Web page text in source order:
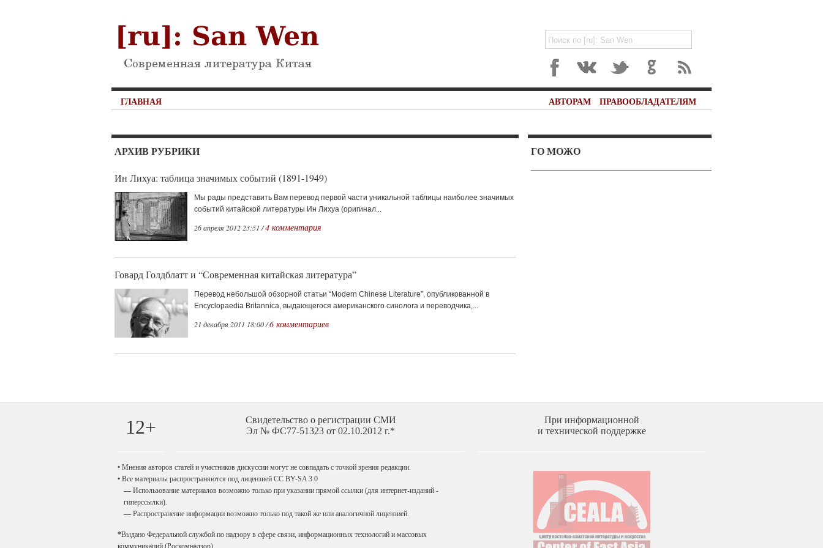
ГЛАВНАЯ АВТОРАМ ПРАВООБЛАДАТЕЛЯМ
АРХИВ РУБРИКИ
Ин Лихуа: таблица значимых событий (1891-1949)
Мы рады представить Вам перевод первой части уникальной таблицы наиболее значимых
событий китайской литературы Ин Лихуа (оригинал...
26 апреля 2012 23:51 /4 комментария
Говард Голдблатт и “Современная китайская литература”
Перевод небольшой обзорной статьи “Modern Chinese Literature”, опубликованной в
Encyclopaedia Britannica, выдающегося американского синолога и переводчика,...
21 декабря 2011 18:00 /6 комментариев
ГО МОЖО
12+
Свидетельство о регистрации СМИ
Эл № ФС77-51323 от 02.10.2012 г.*
• Мнения авторов статей и участников дискуссии могут не совпадать с точкой зрения редакции.
• Все материалы распространяются под лицензией CC BY-SA 3.0
—Использование материалов возможно только при указании прямой ссылки (для интернет-изданий -
гиперссылки).
—Распространение информации возможно только под такой же или аналогичной лицензией.
*Выдано Федеральной службой по надзору в сфере связи, информационных технологий и массовых
коммуникаций (Роскомнадзор).
При информационной
и технической поддержке